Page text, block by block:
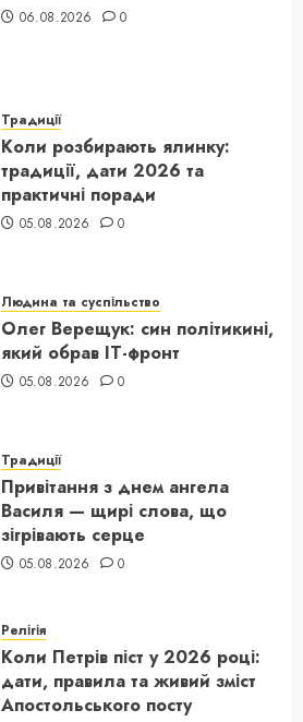
06.08.2026
0
Традиції
Коли розбирають ялинку:
традиції, дати 2026 та
практичні поради
05.08.2026 0
Людина та суспільство
Олег Верещук: син політикині,
який обрав IT-фронт
05.08.2026 0
Традиції
Привітання з днем ангела
Василя — щирі слова, що
зігрівають серце
05.08.2026 0
Релігія
Коли Петрів піст у 2026 році:
дати, правила та живий зміст
Апостольського посту